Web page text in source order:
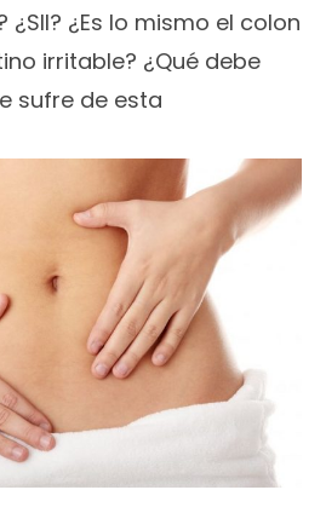
¿SII? ¿Es lo mismo el colon
irritable? ¿Qué debe
sufre de esta